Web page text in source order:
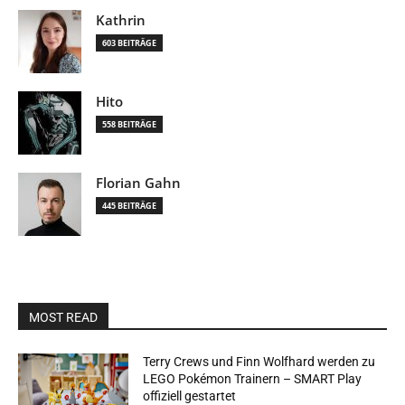
Kathrin
603 BEITRÄGE
Hito
558 BEITRÄGE
Florian Gahn
445 BEITRÄGE
MOST READ
Terry Crews und Finn Wolfhard werden zu
LEGO Pokémon Trainern – SMART Play
offiziell gestartet